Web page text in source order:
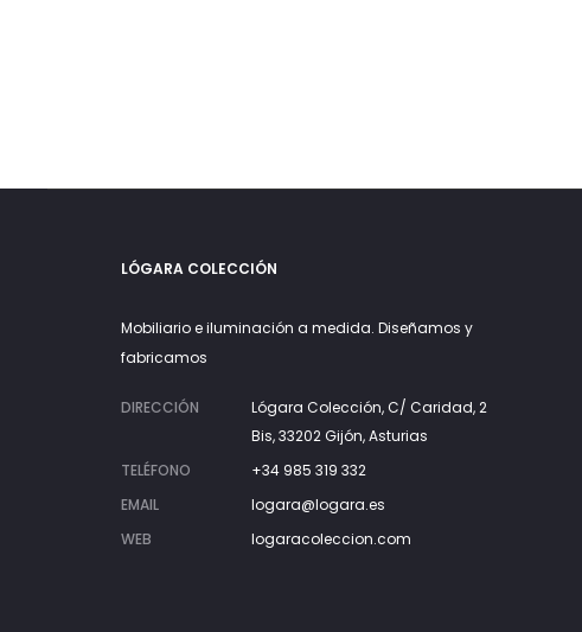
LÓGARA COLECCIÓN
Mobiliario e iluminación a medida. Diseñamos y
fabricamos
DIRECCIÓN
Lógara Colección, C/ Caridad, 2
Bis, 33202 Gijón, Asturias
TELÉFONO
+34 985 319 332
EMAIL
logara@logara.es
WEB
logaracoleccion.com